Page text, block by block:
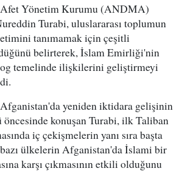
Yönetim Kurumu (ANDMA)
Turabi, uluslararası toplumun
tanımamak için çeşitli
belirterek, İslam Emirliği'nin
temelinde ilişkilerini geliştirmeyi
yeniden iktidara gelişinin
öncesinde konuşan Turabi, ilk Taliban
iç çekişmelerin yanı sıra başta
ülkelerin Afganistan'da İslami bir
karşı çıkmasının etkili olduğunu